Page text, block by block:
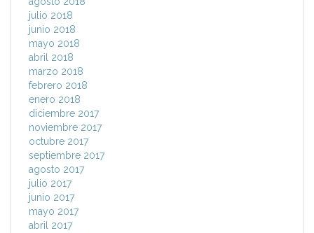
julio 2018
junio 2018
mayo 2018
abril 2018
marzo 2018
febrero 2018
enero 2018
diciembre 2017
noviembre 2017
octubre 2017
septiembre 2017
agosto 2017
julio 2017
junio 2017
mayo 2017
abril 2017